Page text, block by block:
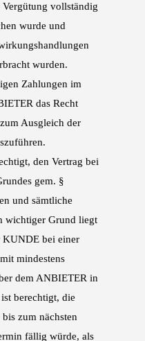
vollständig
wurde und
wurden.
Zahlungen im
das Recht
Ausgleich der
den Vertrag bei
gem. §
und sämtliche
wichtiger Grund liegt
KUNDE bei einer
mindestens
dem ANBIETER in
berechtigt, die
zum nächsten
fällig würde, als